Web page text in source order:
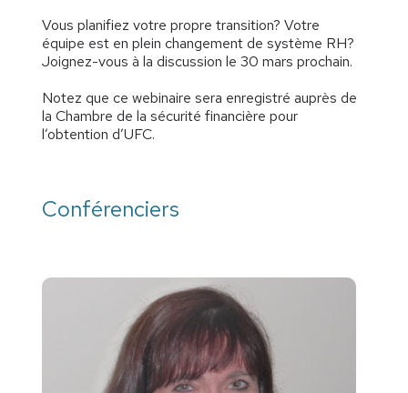
Vous planifiez votre propre transition? Votre
équipe est en plein changement de système RH?
Joignez-vous à la discussion le 30 mars prochain.
Notez que ce webinaire sera enregistré auprès de
la Chambre de la sécurité financière pour
l’obtention d’UFC.
Conférenciers